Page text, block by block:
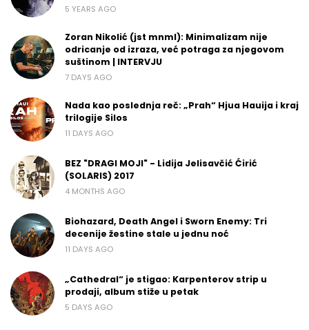
5 YEARS AGO
Zoran Nikolić (jst mnml): Minimalizam nije
odricanje od izraza, već potraga za njegovom
suštinom | INTERVJU
7 DAYS AGO
Nada kao poslednja reč: „Prah“ Hjua Hauija i kraj
trilogije Silos
11 DAYS AGO
BEZ "DRAGI MOJI" - Lidija Jelisavčić Ćirić
(SOLARIS) 2017
4 MONTHS AGO
Biohazard, Death Angel i Sworn Enemy: Tri
decenije žestine stale u jednu noć
11 DAYS AGO
„Cathedral“ je stigao: Karpenterov strip u
prodaji, album stiže u petak
5 DAYS AGO